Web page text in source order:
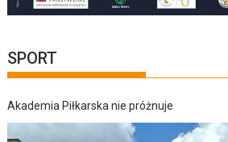
SPORT
Akademia Piłkarska nie próżnuje